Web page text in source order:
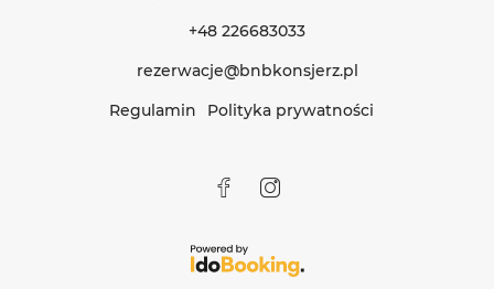
+48 226683033
rezerwacje@bnbkonsjerz.pl
Regulamin
Polityka prywatności